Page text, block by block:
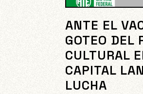
ANTE EL
GOTEO DEL
CULTURAL
CAPITAL
LUCHA